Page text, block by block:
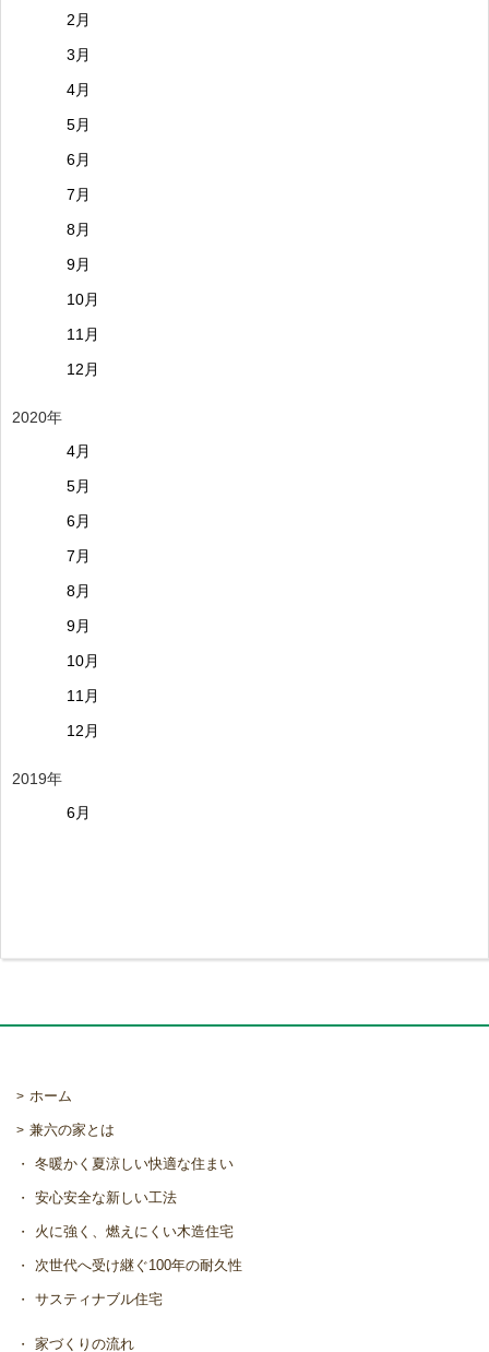
2月
3月
4月
5月
6月
7月
8月
9月
10月
11月
12月
2020年
4月
5月
6月
7月
8月
9月
10月
11月
12月
2019年
6月
ホーム
兼六の家とは
冬暖かく夏涼しい快適な住まい
安心安全な新しい工法
火に強く、燃えにくい木造住宅
次世代へ受け継ぐ100年の耐久性
サスティナブル住宅
家づくりの流れ